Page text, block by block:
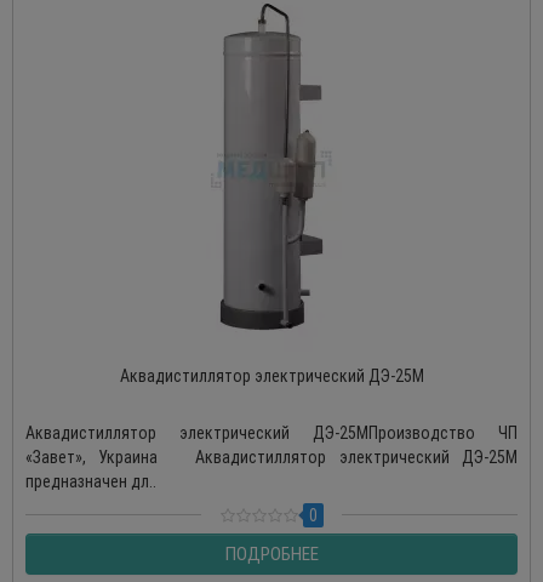
Аквадистиллятор электрический ДЭ-25М
Аквадистиллятор электрический ДЭ-25МПроизводство ЧП
«Завет», Украина Аквадистиллятор электрический ДЭ-25М
предназначен дл..
0
ПОДРОБНЕЕ